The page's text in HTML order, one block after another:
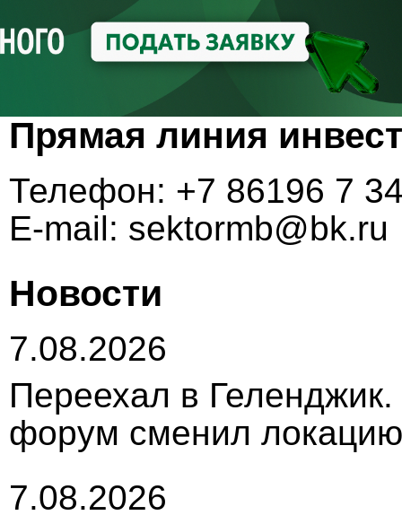
Прямая линия
Телефон: +7 86196 7
E-mail: sektormb@bk.ru
Новости
7.08.2026
Переехал в Геленджик.
форум сменил
7.08.2026